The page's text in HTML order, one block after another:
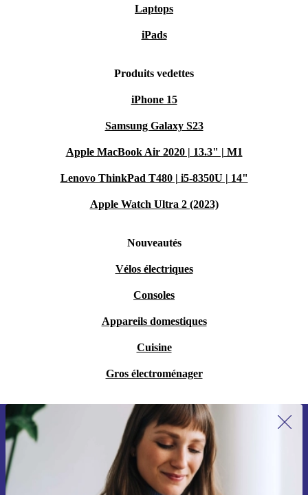
Laptops
iPads
Produits vedettes
iPhone 15
Samsung Galaxy S23
Apple MacBook Air 2020 | 13.3" | M1
Lenovo ThinkPad T480 | i5-8350U | 14"
Apple Watch Ultra 2 (2023)
Nouveautés
Vélos électriques
Consoles
Appareils domestiques
Cuisine
Gros électroménager
Recevoir offres et infos de refurbed
par mail
Ne manquez plus aucune offre.